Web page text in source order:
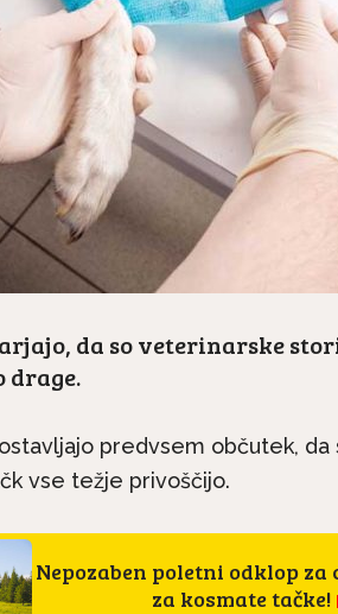
da so veterinarske
drage.
predvsem občutek, da
vse težje privoščijo.
Nepozaben poletni odklop za
za kosmate tačke!